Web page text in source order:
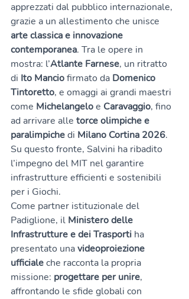
apprezzati dal pubblico internazionale,
grazie a un allestimento che unisce
arte classica e innovazione
contemporanea. Tra le opere in
mostra: l’Atlante Farnese, un ritratto
di Ito Mancio firmato da Domenico
Tintoretto, e omaggi ai grandi maestri
come Michelangelo e Caravaggio, fino
ad arrivare alle torce olimpiche e
paralimpiche di Milano Cortina 2026.
Su questo fronte, Salvini ha ribadito
l’impegno del MIT nel garantire
infrastrutture efficienti e sostenibili
per i Giochi.
Come partner istituzionale del
Padiglione, il Ministero delle
Infrastrutture e dei Trasporti ha
presentato una videoproiezione
ufficiale che racconta la propria
missione: progettare per unire,
affrontando le sfide globali con